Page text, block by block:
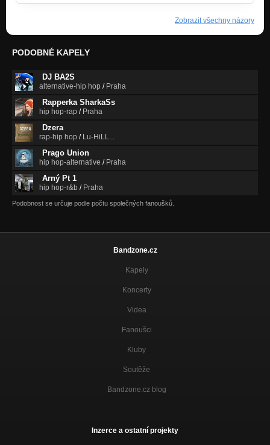
Zobrazit všechny názory
PODOBNÉ KAPELY
DJ BA2S
alternative-hip hop / Praha
Rapperka SharkaSs
hip hop-rap / Praha
Dzera
rap-hip hop / Lu-HiLL...
Prago Union
hip hop-alternative / Praha
Arný Pt 1
hip hop-r&b / Praha
Podobnost se určuje podle počtu společných fanoušků.
Bandzone.cz
Kapely
Koncerty
Videa
Fanoušci
Kluby
Soutěže
Bandzone.cz blog
Inzerce a ostatní projekty